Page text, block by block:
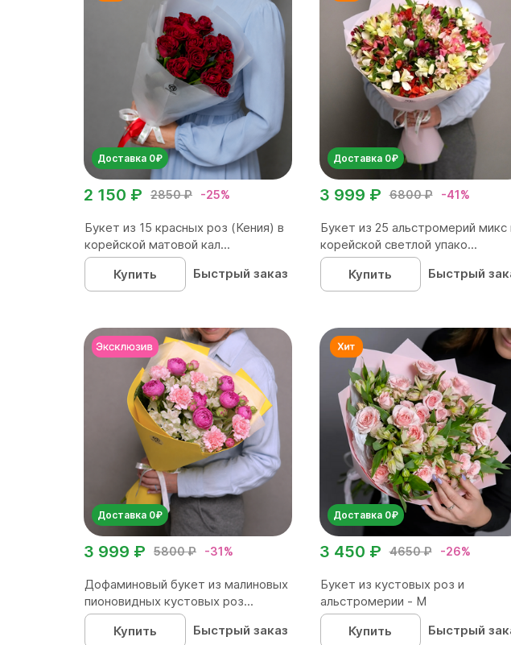
Доставка 0₽
2850 ₽ -25%
2 150 ₽
Букет из 15 красных роз (Кения) в
корейской матовой кал...
Купить
Быстрый заказ
Доставка 0₽
6800 ₽ -41%
3 999 ₽
Букет из 25 альстромерий микс
корейской светлой упако...
Купить
Быстрый
Доставка 0₽
5800 ₽ -31%
3 999 ₽
Дофаминовый букет из малиновых
пионовидных кустовых роз...
Купить
Быстрый заказ
Доставка 0₽
4650 ₽ -26%
3 450 ₽
Букет из кустовых роз и
альстромерии - М
Купить
Быстрый